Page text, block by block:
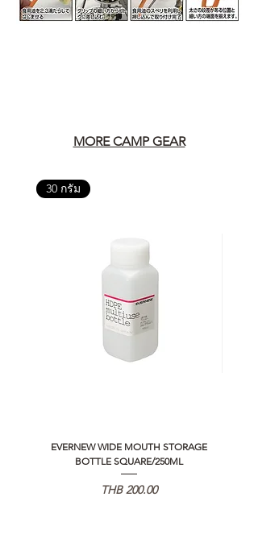
MORE CAMP GEAR
30 กรัม
EVERNEW WIDE MOUTH STORAGE
BOTTLE SQUARE/250ML
Price
THB 200.00